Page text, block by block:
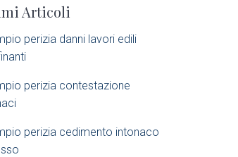
Articoli
perizia danni lavori edili
perizia contestazione
perizia cedimento intonaco